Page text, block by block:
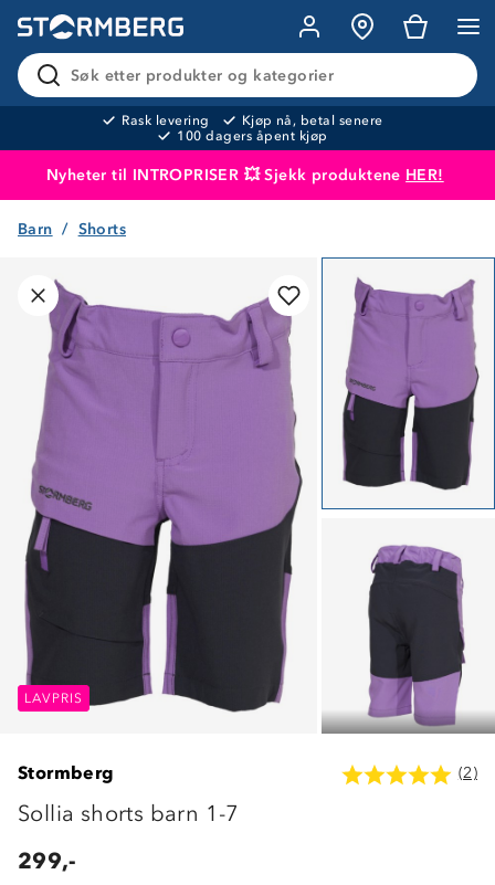
Søk etter produkter og kategorier
Rask levering
Kjøp nå, betal senere
100 dagers åpent kjøp
Nyheter til INTROPRISER 💥 Sjekk produktene HER!
Barn Shorts
LAVPRIS LAVPRIS
LAVPRIS
Stormberg (2)
Sollia shorts barn 1-7
299,-